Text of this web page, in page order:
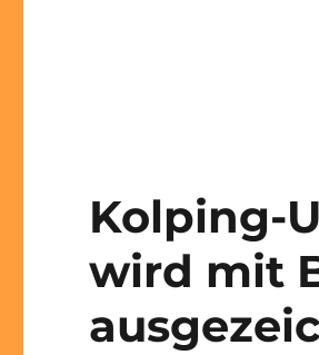
Kolping-
wird mit